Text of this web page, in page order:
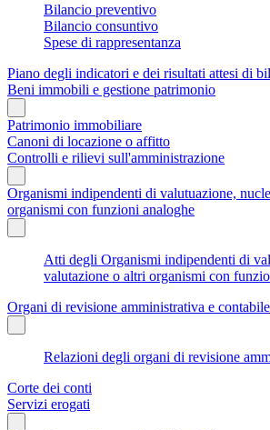
Bilancio preventivo
Bilancio consuntivo
Spese di rappresentanza
Piano degli indicatori e dei risultati attesi di
Beni immobili e gestione patrimonio
Patrimonio immobiliare
Canoni di locazione o affitto
Controlli e rilievi sull'amministrazione
Organismi indipendenti di valutuazione,
organismi con funzioni analoghe
Atti degli Organismi indipendenti di
valutazione o altri organismi con
Organi di revisione amministrativa e contabile
Relazioni degli organi di revisione
Corte dei conti
Servizi erogati